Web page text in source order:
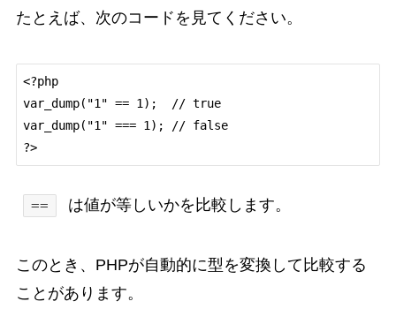
たとえば、次のコードを見てください。
<?php
var_dump("1" == 1);  // true
var_dump("1" === 1); // false
?>
== は値が等しいかを比較します。
このとき、PHPが自動的に型を変換して比較する
ことがあります。